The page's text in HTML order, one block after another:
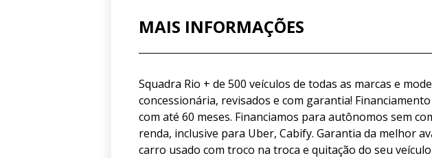
MAIS INFORMAÇÕES
Squadra Rio + de 500 veículos de todas as marcas e
concessionária, revisados e com garantia! Financiamento
com até 60 meses. Financiamos para autônomos sem
renda, inclusive para Uber, Cabify. Garantia da melhor
carro usado com troco na troca e quitação do seu